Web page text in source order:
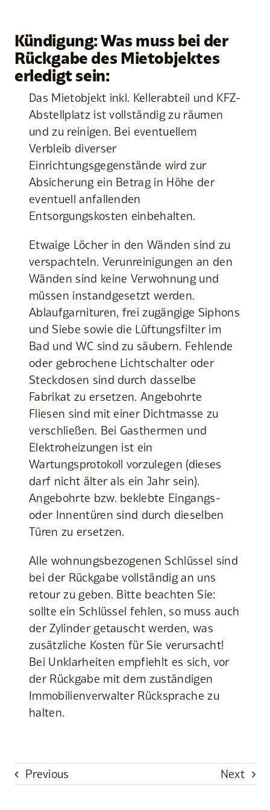
Kündigung: Was muss bei der
Rückgabe des Mietobjektes
erledigt sein:
Das Mietobjekt inkl. Kellerabteil und KFZ-
Abstellplatz ist vollständig zu räumen
und zu reinigen. Bei eventuellem
Verbleib diverser
Einrichtungsgegenstände wird zur
Absicherung ein Betrag in Höhe der
eventuell anfallenden
Entsorgungskosten einbehalten.
Etwaige Löcher in den Wänden sind zu
verspachteln. Verunreinigungen an den
Wänden sind keine Verwohnung und
müssen instandgesetzt werden.
Ablaufgarnituren, frei zugängige Siphons
und Siebe sowie die Lüftungsfilter im
Bad und WC sind zu säubern. Fehlende
oder gebrochene Lichtschalter oder
Steckdosen sind durch dasselbe
Fabrikat zu ersetzen. Angebohrte
Fliesen sind mit einer Dichtmasse zu
verschließen. Bei Gasthermen und
Elektroheizungen ist ein
Wartungsprotokoll vorzulegen (dieses
darf nicht älter als ein Jahr sein).
Angebohrte bzw. beklebte Eingangs-
oder Innentüren sind durch dieselben
Türen zu ersetzen.
Alle wohnungsbezogenen Schlüssel sind
bei der Rückgabe vollständig an uns
retour zu geben. Bitte beachten Sie:
sollte ein Schlüssel fehlen, so muss auch
der Zylinder getauscht werden, was
zusätzliche Kosten für Sie verursacht!
Bei Unklarheiten empfiehlt es sich, vor
der Rückgabe mit dem zuständigen
Immobilienverwalter Rücksprache zu
halten.
Previous Next